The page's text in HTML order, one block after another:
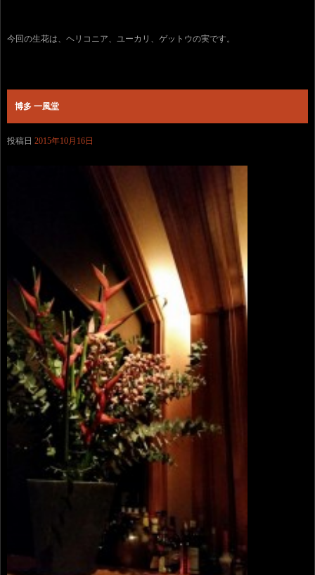
今回の生花は、ヘリコニア、ユーカリ、ゲットウの実です。
博多 一風堂
投稿日 2015年10月16日